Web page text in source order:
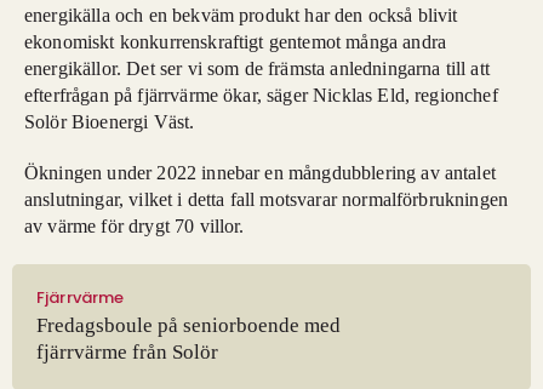
energikälla och en bekväm produkt har den också blivit
ekonomiskt konkurrenskraftigt gentemot många andra
energikällor. Det ser vi som de främsta anledningarna till att
efterfrågan på fjärrvärme ökar, säger Nicklas Eld, regionchef
Solör Bioenergi Väst.
Ökningen under 2022 innebar en mångdubblering av antalet
anslutningar, vilket i detta fall motsvarar normalförbrukningen
av värme för drygt 70 villor.
Fjärrvärme
Fredagsboule på seniorboende med
fjärrvärme från Solör